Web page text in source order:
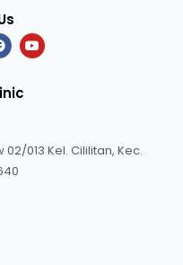
02/013 Kel. Cililitan, Kec.